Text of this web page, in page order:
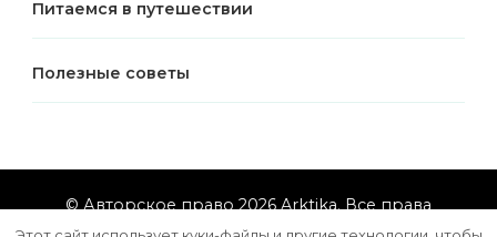
Питаемся в путешествии
Полезные советы
© Авторское право 2026Arktika. Все права
защищены.Vilva | РазработанаBlossom Themes.